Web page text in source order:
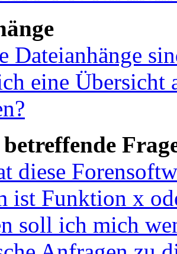
Dateianhänge
eine Übersicht
diese
ist Funktion x
soll ich mich